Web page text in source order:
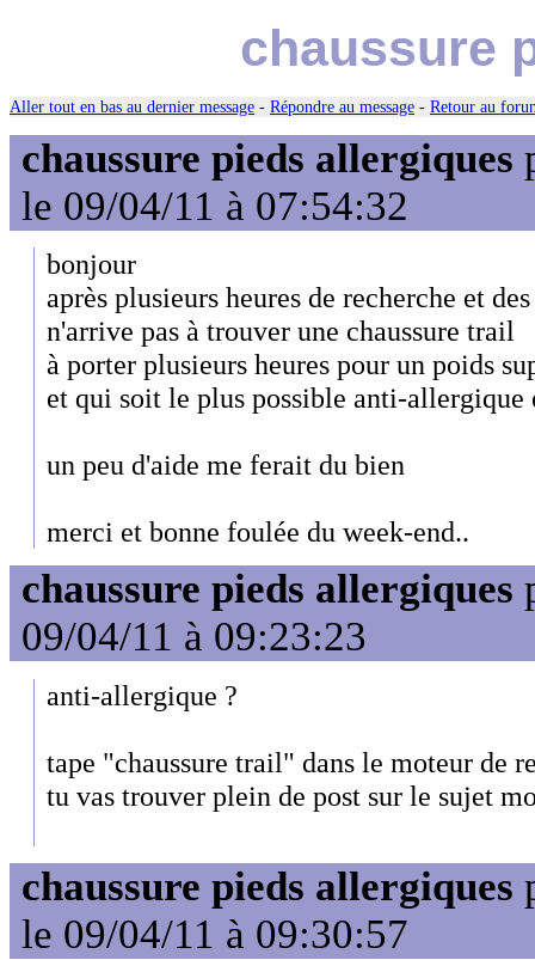
chaussure
Aller tout en bas au dernier message - Répondre au message - Retour au
chaussure pieds allergiques
le 09/04/11 à 07:54:32
bonjour
après plusieurs heures de recherche et
n'arrive pas à trouver une chaussure trail
à porter plusieurs heures pour un poids
et qui soit le plus possible anti-allergique
un peu d'aide me ferait du bien
merci et bonne foulée du week-end..
chaussure pieds allergiques
09/04/11 à 09:23:23
anti-allergique ?
tape "chaussure trail" dans le moteur de
tu vas trouver plein de post sur le sujet
chaussure pieds allergiques
le 09/04/11 à 09:30:57